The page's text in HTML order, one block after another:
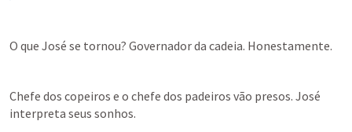
O que José se tornou? Governador da cadeia. Honestamente.
Chefe dos copeiros e o chefe dos padeiros vão presos. José
interpreta seus sonhos.